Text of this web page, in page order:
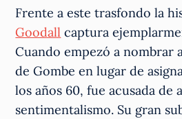
Frente a este trasfondo la
Goodall captura
Cuando empezó a nombrar
de Gombe en lugar de
los años 60, fue acusada
sentimentalismo. Su gran